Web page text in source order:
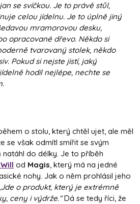
se svíčkou. Je to právě stůl,
celou jídelnu. Je to úplně jiný
mramorovou desku,
opracované dřevo. Někdo si
tvarovaný stolek, někdo
Pokud si nejste jistí, jaký
hodil nejlépe, nechte se
o stolu, který chtěl ujet, ale měl
se však odmítl smířit se svým
do délky. Je to příběh
od Magis, který má na jedné
nohy. Jak o něm prohlásil jeho
o produkt, který je extrémně
ceny i výdrže.“Dá se tedy říci, že